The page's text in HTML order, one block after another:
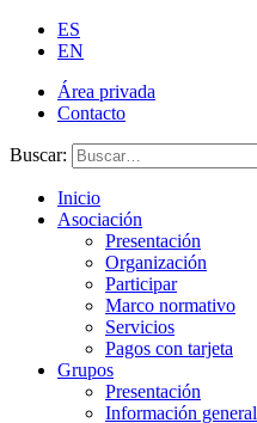
ES
EN
Área privada
Contacto
Buscar:
Inicio
Asociación
Presentación
Organización
Participar
Marco normativo
Servicios
Pagos con tarjeta
Grupos
Presentación
Información general